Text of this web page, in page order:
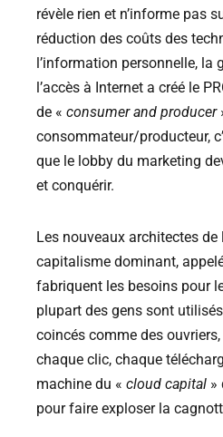
révèle rien et n’informe pas
réduction des coûts des
l’information personnelle, la
l’accès à Internet a créé le
de « consumer and producer
consommateur/producteur,
que le lobby du marketing
et conquérir.
Les nouveaux architectes
capitalisme dominant,
fabriquent les besoins pour
plupart des gens sont
coincés comme des
chaque clic, chaque
machine du « cloud capital »
pour faire exploser la